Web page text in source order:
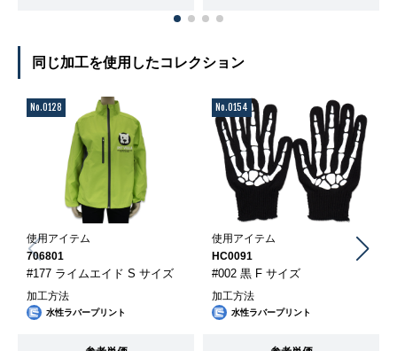
同じ加工を使用したコレクション
No.0128
使用アイテム
706801
#177 ライムエイド S サイズ
加工方法
水性ラバープリント
No.0154
使用アイテム
HC0091
#002 黒 F サイズ
加工方法
水性ラバープリント